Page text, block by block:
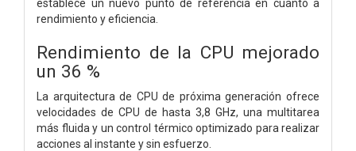
establece un nuevo punto de referencia en cuanto a
rendimiento y eficiencia.
Rendimiento de la CPU mejorado
un 36 %
La arquitectura de CPU de próxima generación ofrece
velocidades de CPU de hasta 3,8 GHz, una multitarea
más fluida y un control térmico optimizado para realizar
acciones al instante y sin esfuerzo.